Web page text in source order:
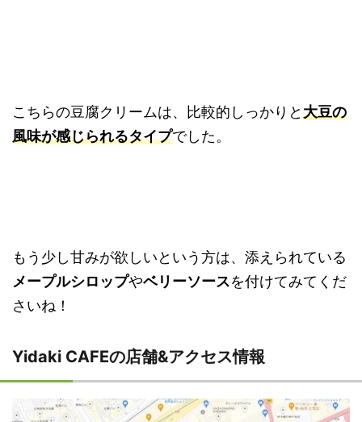
こちらの豆腐クリームは、比較的しっかりと大豆の
風味が感じられるタイプでした。
もう少し甘みが欲しいという方は、添えられている
メープルシロップやベリーソースを付けてみてくだ
さいね！
Yidaki CAFEの店舗&アクセス情報